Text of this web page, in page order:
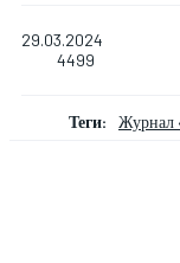
29.03.2024
4499
Теги: Журнал